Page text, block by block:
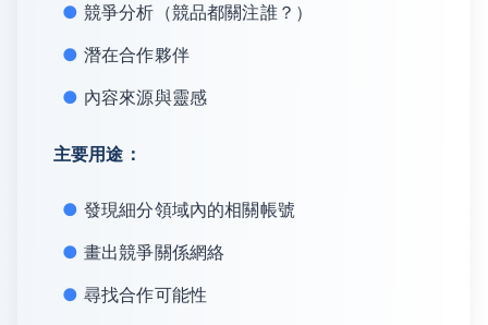
競爭分析（競品都關注誰？）
潛在合作夥伴
內容來源與靈感
主要用途：
發現細分領域內的相關帳號
畫出競爭關係網絡
尋找合作可能性